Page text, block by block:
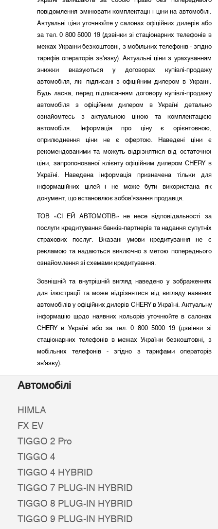
повідомлення змінювати комплектації і ціни на автомобілі.
Актуальні ціни уточнюйте у салонах офіційних дилерів або
за тел. 0 800 5000 19 (дзвінки зі стаціонарних телефонів в
межах України безкоштовні, з мобільних телефонів - згідно
тарифів операторів зв'язку). Актуальні ціни з урахуванням
знижки вказуються у договорах купівлі-продажу
автомобіля, які підписані з офіційним дилером в Україні.
Будь ласка, перед підписанням договору купівлі-продажу
автомобіля з офіційним дилером в Україні детально
ознайомтесь з актуальною ціною та комплектацією
автомобіля. Інформація про ціну є орієнтовною,
оприлюднення ціни не є офертою. Наведені ціни є
рекомендованими та можуть відрізнятися від остаточної
ціни, запропонованої клієнту офіційним дилером CHERY в
Україні. Наведена інформація призначена тільки для
інформаційних цілей і не може бути використана як
документ, що встановлює зобов'язання продавця.
ТОВ «СІ ЕЙ АВТОМОТІВ» не несе відповідальності за
послуги кредитування банків-партнерів та надання супутніх
страхових послуг. Вказані умови кредитування не є
рекламою та надаються виключно з метою попереднього
ознайомлення зі схемами кредитування.
Зовнішній та внутрішній вигляд наведено у зображеннях
для ілюстрації та може відрізнятися від вигляду наявних
автомобілів у офіційних дилерів CHERY в Україні. Актуальну
інформацію щодо наявних кольорів уточнюйте в салонах
CHERY в Україні або за тел. 0 800 5000 19 (дзвінки зі
стаціонарних телефонів в межах України безкоштовні, з
мобільних телефонів - згідно з тарифами операторів
зв'язку).
Автомобілі
HIMLA
FX EV
TIGGO 2 Pro
TIGGO 4
TIGGO 4 HYBRID
TIGGO 7 PLUG-IN HYBRID
TIGGO 8 PLUG-IN HYBRID
TIGGO 9 PLUG-IN HYBRID